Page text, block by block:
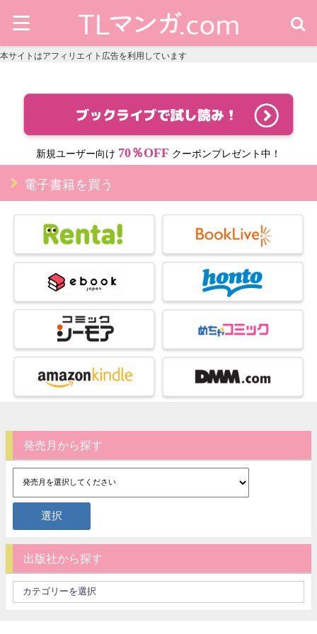
本サイトはアフィリエイト広告を利用しています
新規ユーザー向け 70％OFF クーポンプレゼント中！
電子書籍を買う
発売月から探す
出版社から探す